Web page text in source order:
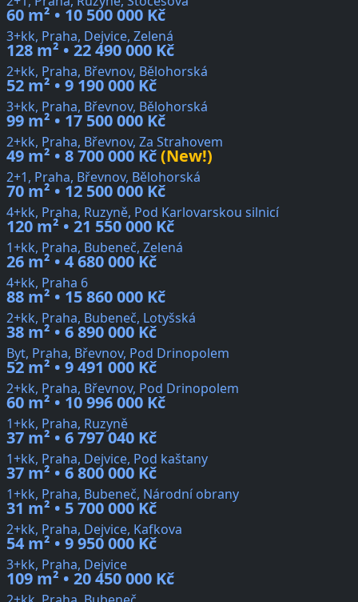
60 m² • 10 500 000 Kč
3+kk, Praha, Dejvice, Zelená
128 m² • 22 490 000 Kč
2+kk, Praha, Břevnov, Bělohorská
52 m² • 9 190 000 Kč
3+kk, Praha, Břevnov, Bělohorská
99 m² • 17 500 000 Kč
2+kk, Praha, Břevnov, Za Strahovem
49 m² • 8 700 000 Kč(New!)
2+1, Praha, Břevnov, Bělohorská
70 m² • 12 500 000 Kč
4+kk, Praha, Ruzyně, Pod Karlovarskou silnicí
120 m² • 21 550 000 Kč
1+kk, Praha, Bubeneč, Zelená
26 m² • 4 680 000 Kč
4+kk, Praha 6
88 m² • 15 860 000 Kč
2+kk, Praha, Bubeneč, Lotyšská
38 m² • 6 890 000 Kč
Byt, Praha, Břevnov, Pod Drinopolem
52 m² • 9 491 000 Kč
2+kk, Praha, Břevnov, Pod Drinopolem
60 m² • 10 996 000 Kč
1+kk, Praha, Ruzyně
37 m² • 6 797 040 Kč
1+kk, Praha, Dejvice, Pod kaštany
37 m² • 6 800 000 Kč
1+kk, Praha, Bubeneč, Národní obrany
31 m² • 5 700 000 Kč
2+kk, Praha, Dejvice, Kafkova
54 m² • 9 950 000 Kč
3+kk, Praha, Dejvice
109 m² • 20 450 000 Kč